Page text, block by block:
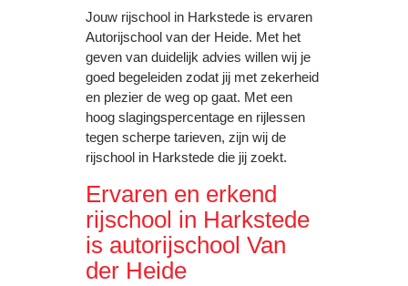
Jouw rijschool in Harkstede is ervaren
Autorijschool van der Heide. Met het
geven van duidelijk advies willen wij je
goed begeleiden zodat jij met zekerheid
en plezier de weg op gaat. Met een
hoog slagingspercentage en rijlessen
tegen scherpe tarieven, zijn wij de
rijschool in Harkstede die jij zoekt.
Ervaren en erkend
rijschool in Harkstede
is autorijschool Van
der Heide